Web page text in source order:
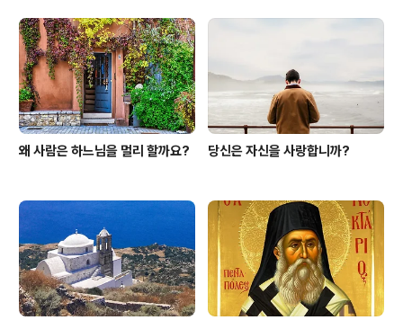
왜 사람은 하느님을 멀리 할까요? 당신은 자신을 사랑합니까?